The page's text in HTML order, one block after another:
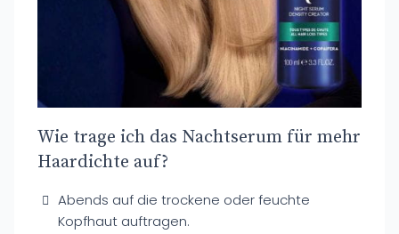
Wie trage ich das Nachtserum für mehr
Haardichte auf?
Abends auf die trockene oder feuchte
Kopfhaut auftragen.